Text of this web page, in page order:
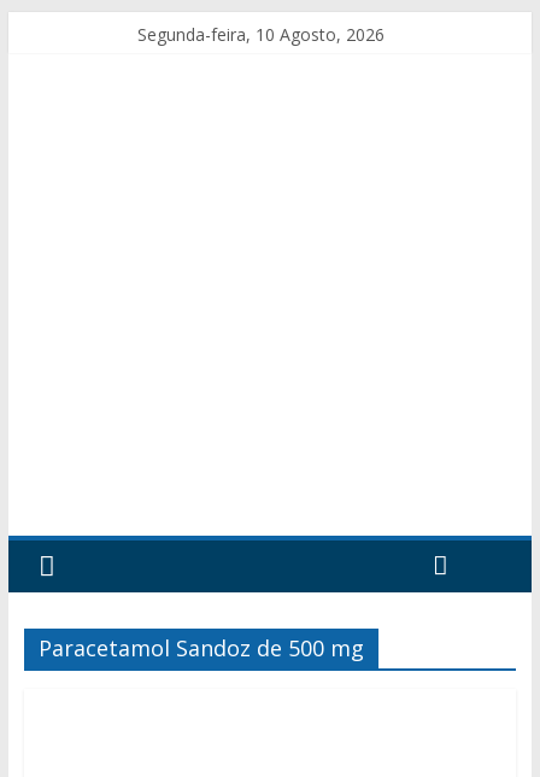
Segunda-feira, 10 Agosto, 2026
Paracetamol Sandoz de 500 mg